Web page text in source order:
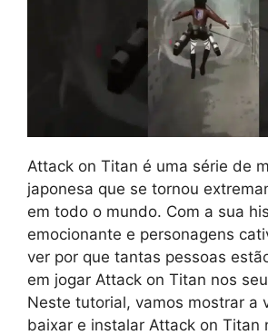
Attack on Titan é uma série de
japonesa que se tornou
em todo o mundo. Com a sua
emocionante e personagens
ver por que tantas pessoas
em jogar Attack on Titan nos
Neste tutorial, vamos mostrar a
baixar e instalar Attack on Titan